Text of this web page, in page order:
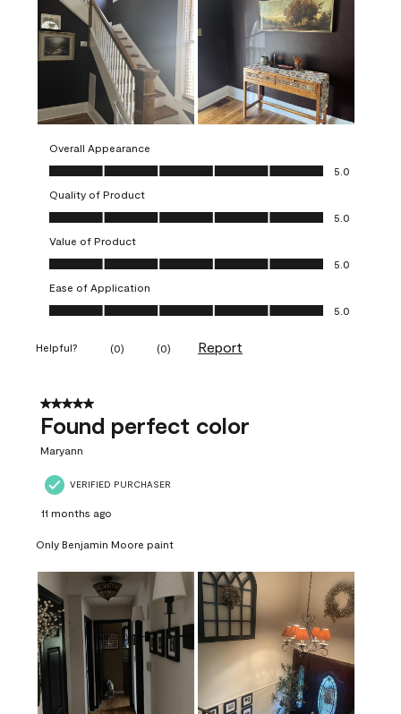
Overall Appearance
Overall Appearance, 5.0 out of 5
5.0
Quality of Product
Quality of Product, 5.0 out of 5
5.0
Value of Product
Value of Product, 5.0 out of 5
5.0
Ease of Application
Ease of Application, 5.0 out of 5
5.0
Helpful? (0) (0) Report
5 out of 5 stars.
Found perfect color
Maryann
VERIFIED PURCHASER
11 months ago
Only Benjamin Moore paint